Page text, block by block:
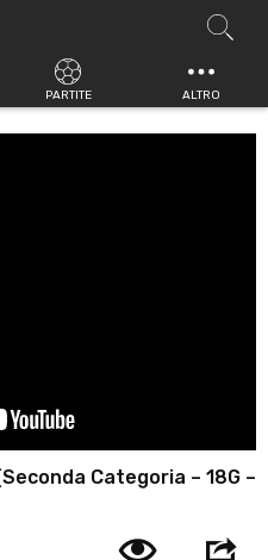
PARTITE ALTRO
Categoria – 18G –